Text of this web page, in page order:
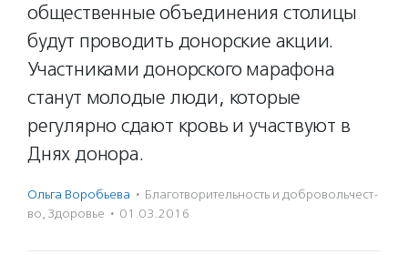
общественные объединения столицы
будут проводить донорские акции.
Участниками донорского марафона
станут молодые люди, которые
регулярно сдают кровь и участвуют в
Днях донора.
Ольга Воробьева · Благотвори­тель­ность и доброволь­чест­
во, Здоровье · 01.03.2016